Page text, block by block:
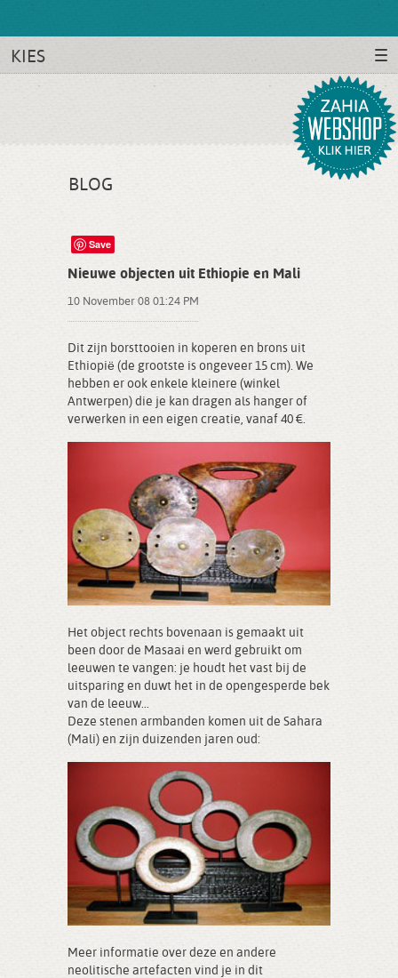
KIES
BLOG
Save
Nieuwe objecten uit Ethiopie en Mali
10 November 08 01:24 PM
Dit zijn borsttooien in koperen en brons uit
Ethiopië (de grootste is ongeveer 15 cm). We
hebben er ook enkele kleinere (winkel
Antwerpen) die je kan dragen als hanger of
verwerken in een eigen creatie, vanaf 40 €.
Het object rechts bovenaan is gemaakt uit
been door de Masaai en werd gebruikt om
leeuwen te vangen: je houdt het vast bij de
uitsparing en duwt het in de opengesperde bek
van de leeuw...
Deze stenen armbanden komen uit de Sahara
(Mali) en zijn duizenden jaren oud:
Meer informatie over deze en andere
neolitische artefacten vind je in dit